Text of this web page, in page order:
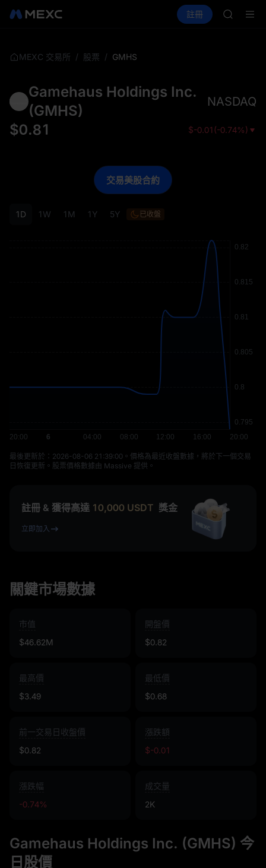
SPCX 理財 活
註冊
SPCX
UNITREE
MEXC 交易所 / 股票 / GMHS
Gamehaus Holdings Inc.
(GMHS)
NASDAQ
$0.81 $-0.01 (-0.74%)
1D 1W 1M 1Y 5Y 已收盤
最後更新於：⁦2026-08-06 21:39:00⁩。價格為最近收盤數據，將於下一個交易
日恢復更新。股票價格數據由 Massive 提供。
交易美股合約
註冊 & 獲得高達 10,000 USDT 獎金
立即加入
關鍵市場數據
市值
$46.62M
開盤價
$0.82
最高價
$3.49
最低價
$0.68
前一交易日收盤價
$0.82
漲跌額
$-0.01
漲跌幅
-0.74%
成交量
2K
Gamehaus Holdings Inc. (GMHS) 今
日股價